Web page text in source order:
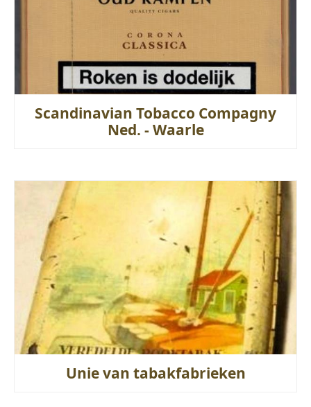
Scandinavian Tobacco Compagny
Ned. - Waarle
Unie van tabakfabrieken